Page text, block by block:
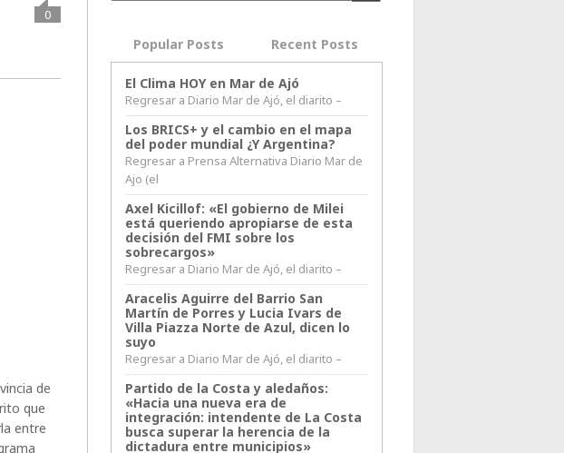
0
de
que
entre
Popular Posts Recent Posts
El Clima HOY en Mar de Ajó
Regresar a Diario Mar de Ajó, el diarito –
Los BRICS+ y el cambio en el mapa
del poder mundial ¿Y Argentina?
Regresar a Prensa Alternativa Diario Mar de
Ajo (el
Axel Kicillof: «El gobierno de Milei
está queriendo apropiarse de esta
decisión del FMI sobre los
sobrecargos»
Regresar a Diario Mar de Ajó, el diarito –
Aracelis Aguirre del Barrio San
Martín de Porres y Lucia Ivars de
Villa Piazza Norte de Azul, dicen lo
suyo
Regresar a Diario Mar de Ajó, el diarito –
Partido de la Costa y aledaños:
«Hacia una nueva era de
integración: intendente de La Costa
busca superar la herencia de la
dictadura entre municipios»